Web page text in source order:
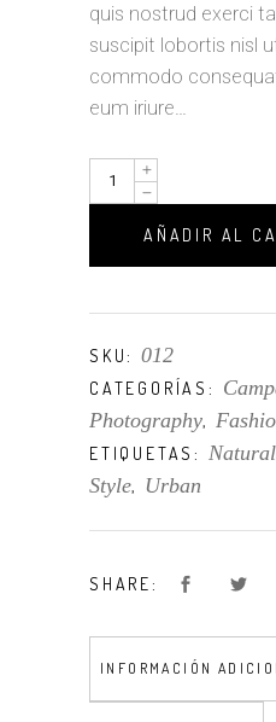
quis nostrud exerci
suscipit lobortis nisl
commodo
eum iriure…
Sensation
quantity
AÑADIR AL
SKU: 012
CATEGORÍAS:
Photography,
ETIQUETAS: Natural
Style, Urban
SHARE:
INFORMACIÓN